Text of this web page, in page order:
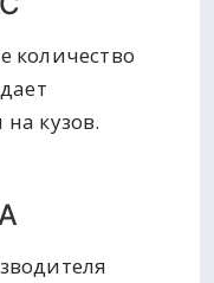
количество
кузов.